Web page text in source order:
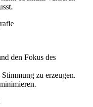
den Fokus des
zu erzeugen.